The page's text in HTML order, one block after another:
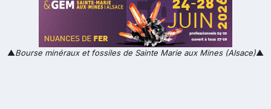
▲Bourse minéraux et fossiles de Sainte Marie aux Mines (Alsace)▲